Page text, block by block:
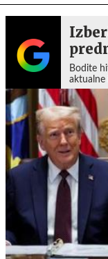
Bodite
aktualne